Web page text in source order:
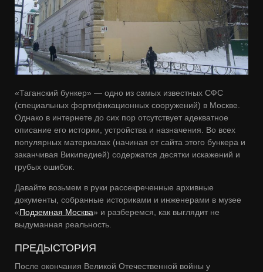
«Таганский бункер» — одно из самых известных СФС
(специальных фортификационных сооружений) в Москве.
Однако в интернете до сих пор отсутствует адекватное
описание его истории, устройства и назначения. Во всех
популярных материалах (начиная от сайта этого бункера и
заканчивая Википедией) содержатся десятки искажений и
грубых ошибок.
Давайте возьмем в руки рассекреченные архивные
документы, собранные историками и инженерами в музее
«Подземная Москва» и разберемся, как выглядит не
выдуманная реальность.
ПРЕДЫСТОРИЯ
После окончания Великой Отечественной войны у